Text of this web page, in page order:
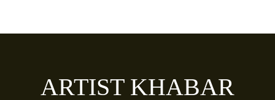
ARTIST KHABAR